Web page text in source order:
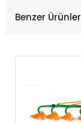
Benzer Ürünler